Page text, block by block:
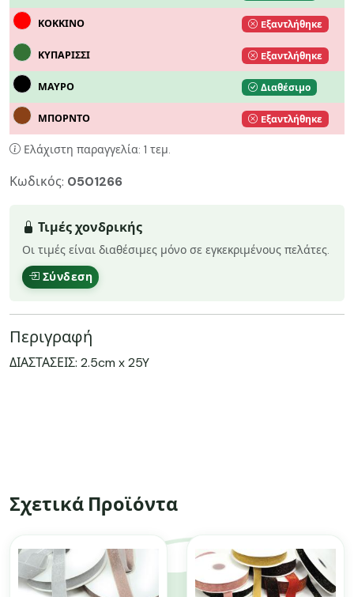
ΚΟΚΚΙΝΟ Eξαντλήθηκε
ΚΥΠΑΡΙΣΣΙ Eξαντλήθηκε
ΜΑΥΡΟ Διαθέσιμο
ΜΠΟΡΝΤΟ Eξαντλήθηκε
Ελάχιστη παραγγελία: 1 τεμ.
Κωδικός: 0501266
Τιμές χονδρικής
Οι τιμές είναι διαθέσιμες μόνο σε εγκεκριμένους πελάτες.
Σύνδεση
Περιγραφή
ΔΙΑΣΤΑΣΕΙΣ: 2.5cm x 25Y
Σχετικά Προϊόντα